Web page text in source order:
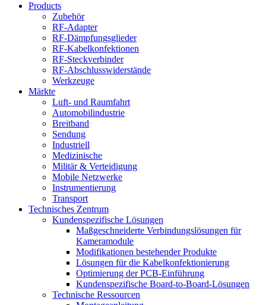
Products
Zubehör
RF-Adapter
RF-Dämpfungsglieder
RF-Kabelkonfektionen
RF-Steckverbinder
RF-Abschlusswiderstände
Werkzeuge
Märkte
Luft- und Raumfahrt
Automobilindustrie
Breitband
Sendung
Industriell
Medizinische
Militär & Verteidigung
Mobile Netzwerke
Instrumentierung
Transport
Technisches Zentrum
Kundenspezifische Lösungen
Maßgeschneiderte Verbindungslösungen für
Kameramodule
Modifikationen bestehender Produkte
Lösungen für die Kabelkonfektionierung
Optimierung der PCB-Einführung
Kundenspezifische Board-to-Board-Lösungen
Technische Ressourcen